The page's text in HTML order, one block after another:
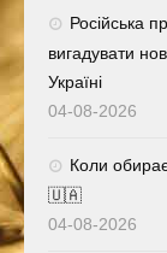
Російська
вигадувати
Україні
04-08-2026
Коли
🇺🇦
04-08-2026